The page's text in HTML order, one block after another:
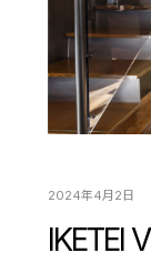
2024年4月2日
IKETEI